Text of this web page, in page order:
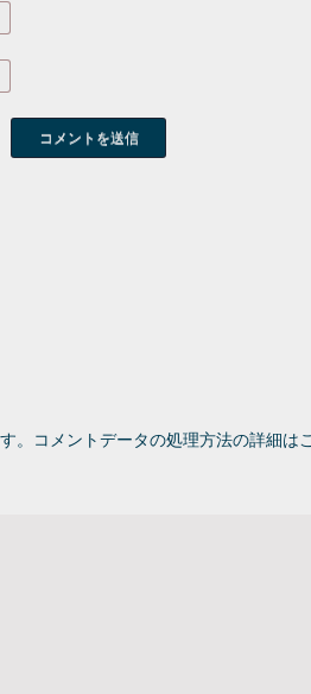
。
コメントデータの処理方法の詳細は